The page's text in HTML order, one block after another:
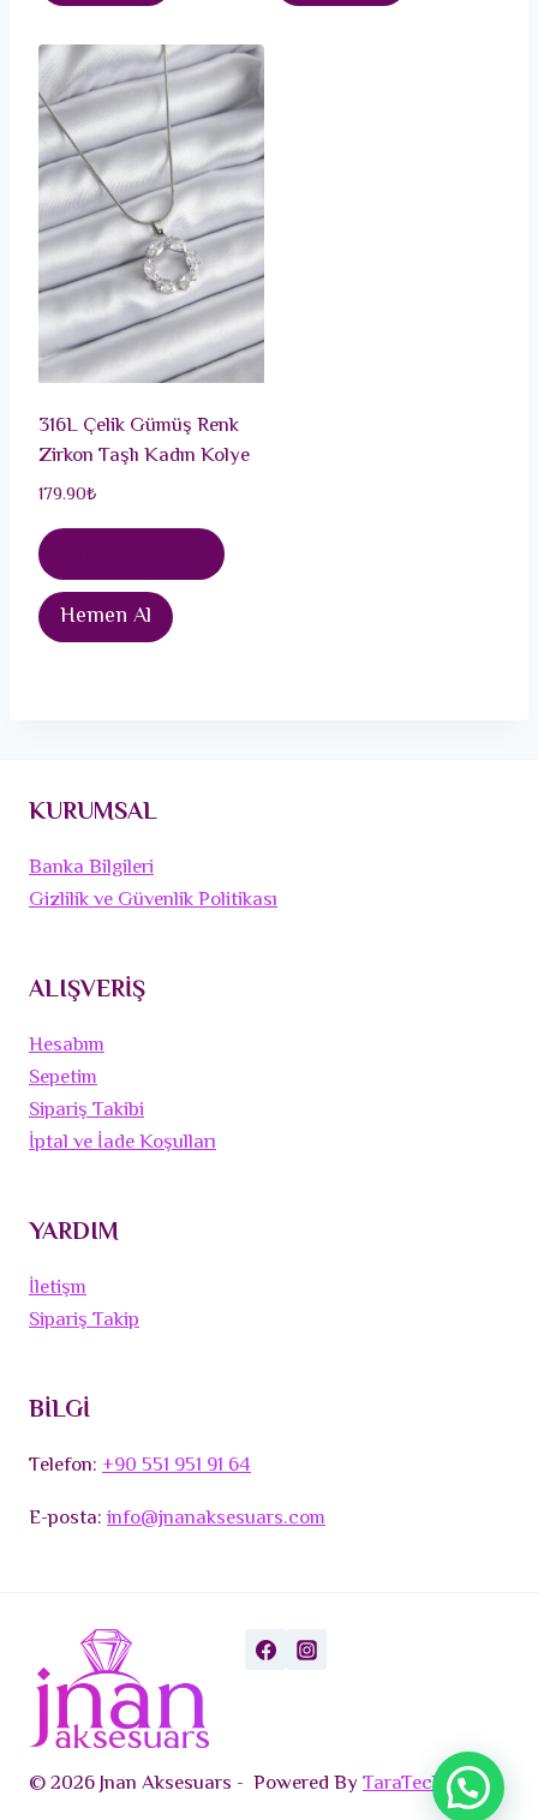
316L Çelik Gümüş Renk
Zirkon Taşlı Kadın Kolye
179.90₺
Hemen Al
KURUMSAL
Banka Bilgileri
Gizlilik ve Güvenlik Politikası
ALIŞVERİŞ
Hesabım
Sepetim
Sipariş Takibi
İptal ve İade Koşulları
YARDIM
İletişm
Sipariş Takip
BİLGİ
Telefon:+90 551 951 91 64
E-posta:info@jnanaksesuars.com
© 2026 Jnan Aksesuars - Powered ByTaraTech